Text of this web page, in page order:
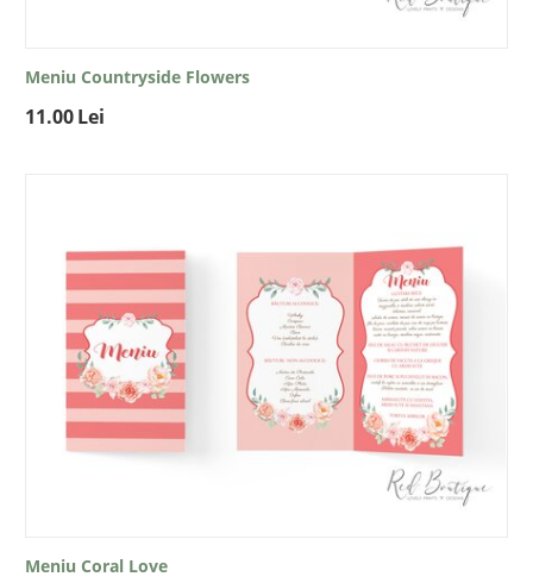
Meniu Countryside Flowers
11.00Lei
Meniu Coral Love